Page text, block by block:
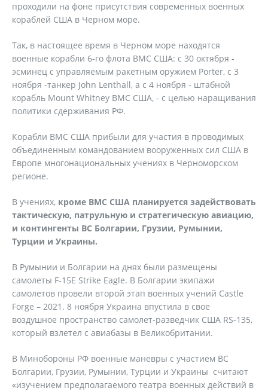
проходили на фоне присутствия современных военных
кораблей США в Черном море.
Так, в настоящее время в Черном море находятся
военные корабли 6-го флота ВМС США: с 30 октября -
эсминец с управляемым ракетным оружием Porter, с 3
ноября -танкер John Lenthall, а с 4 ноября - штабной
корабль Mount Whitney ВМС США, - с целью наращивания
политики сдерживания РФ.
Корабли ВМС США прибыли для участия в проводимых
объединенным командованием вооруженных сил США в
Европе многонациональных учениях в Черноморском
регионе.
В учениях, кроме ВМС США планируется задействовать
тактическую, патрульную и стратегическую авиацию,
и контингенты ВС Болгарии, Грузии, Румынии,
Турции и Украины.
В Румынии и Болгарии на днях были размещены
самолеты F-15Е Strike Eagle. В Болгарии экипажи
самолетов провели второй этап военных учений Castle
Forge – 2021. 8 ноября Украина впустила в свое
воздушное пространство самолет-разведчик США RS-135,
который взлетел с авиабазы в Великобритании.
В Минобороны РФ военные маневры с участием ВС
Болгарии, Грузии, Румынии, Турции и Украины считают
«изучением предполагаемого театра военных действий в